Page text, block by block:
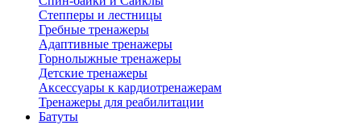
Степперы и лестницы
Гребные тренажеры
Адаптивные тренажеры
Горнолыжные тренажеры
Детские тренажеры
Аксессуары к кардиотренажерам
Тренажеры для реабилитации
Батуты